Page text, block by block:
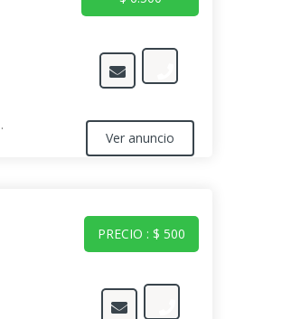
Ver anuncio
PRECIO : $ 500